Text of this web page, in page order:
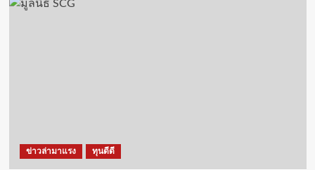
ข่าวล่ามาแรง ทุนดีดี